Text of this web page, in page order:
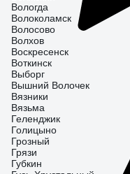
Вологда
Волоколамск
Волосово
Волхов
Воскресенск
Воткинск
Выборг
Вышний Волочек
Вязники
Вязьма
Геленджик
Голицыно
Грозный
Грязи
Губкин